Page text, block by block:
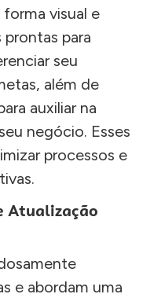
visual e
para
seu
além de
auxiliar na
negócio. Esses
processos e
Atualização
e abordam uma